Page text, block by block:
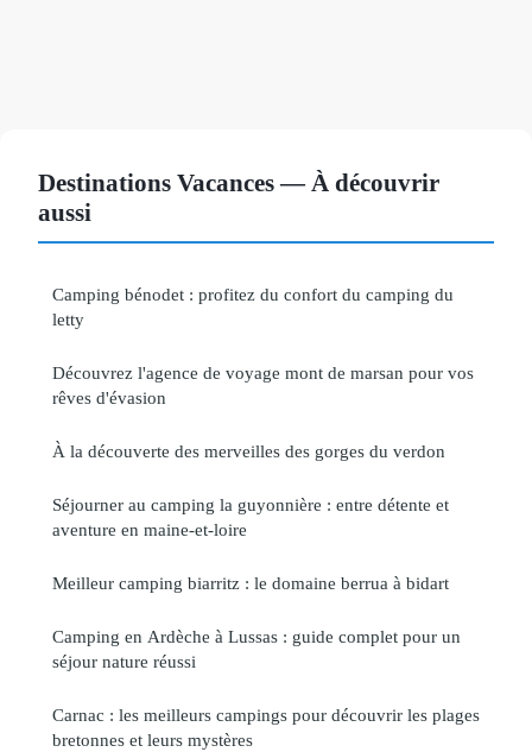
Destinations Vacances — À découvrir
aussi
Camping bénodet : profitez du confort du camping du
letty
Découvrez l'agence de voyage mont de marsan pour vos
rêves d'évasion
À la découverte des merveilles des gorges du verdon
Séjourner au camping la guyonnière : entre détente et
aventure en maine-et-loire
Meilleur camping biarritz : le domaine berrua à bidart
Camping en Ardèche à Lussas : guide complet pour un
séjour nature réussi
Carnac : les meilleurs campings pour découvrir les plages
bretonnes et leurs mystères